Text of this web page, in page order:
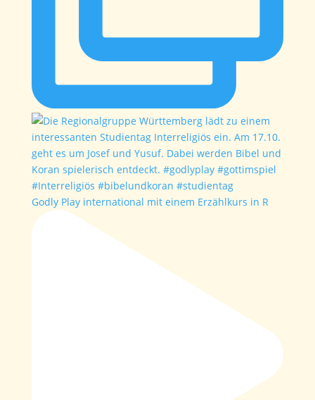
Godly Play international mit einem Erzählkurs in R